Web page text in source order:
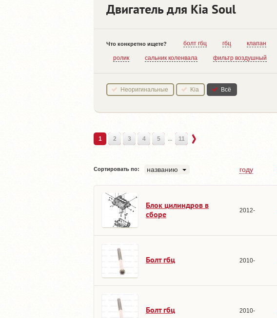
Двигатель для Kia Soul
Что конкретно ищете? болт гбц гбц клапан
ролик сальник коленвала фильтр воздушный
Неоригинальные Kia Всё
1 2 3 4 5 ... 11
Сортировать по: названию году
Блок цилиндров в
сборе
2012-
Болт гбц 2010-
Болт гбц 2010-